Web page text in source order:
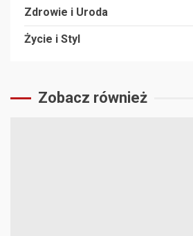
Zdrowie i Uroda
Życie i Styl
Zobacz również